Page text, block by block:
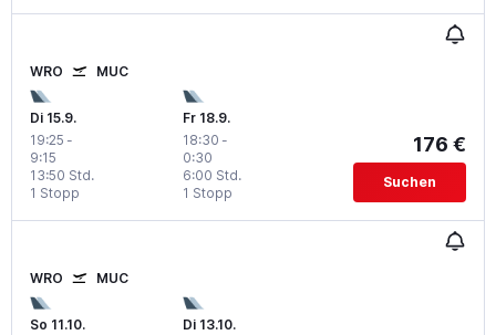
WRO MUC
Di 15.9.
19:25 -
9:15
1 Stopp
13:50 Std.
Fr 18.9.
18:30 -
0:30
1 Stopp
6:00 Std.
176 €
Suchen
WRO MUC
So 11.10.
Di 13.10.